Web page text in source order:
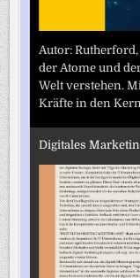
Autor:
der Atome und
Welt verstehen.
Kräfte in den
Digitales